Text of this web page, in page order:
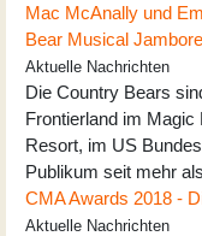
Mac McAnally und
Bear Musical
Aktuelle Nachrichten
Die Country Bears
Frontierland im
Resort, im US
Publikum seit mehr
CMA Awards 2018 -
Aktuelle Nachrichten